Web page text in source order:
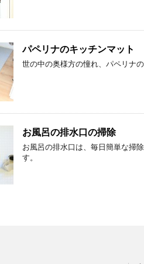
パペリナのキッチンマット
世の中の奥様方の憧れ、パペリナ
お風呂の排水口の掃除
お風呂の排水口は、毎日簡単な掃
す。